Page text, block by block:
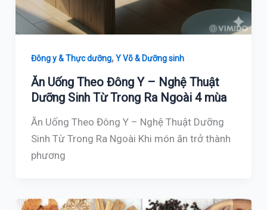
Đông y & Thực dưỡng,Y Võ & Dưỡng sinh
Ăn Uống Theo Đông Y – Nghệ Thuật
Dưỡng Sinh Từ Trong Ra Ngoài 4 mùa
Ăn Uống Theo Đông Y – Nghệ Thuật Dưỡng
Sinh Từ Trong Ra Ngoài Khi món ăn trở thành
phương